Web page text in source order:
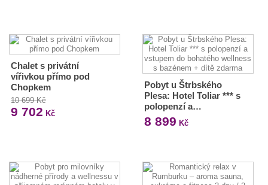
Chalet s privátní
vířivkou přímo pod
Chopkem
10 699 Kč
9 702 Kč
Pobyt u Štrbského
Plesa: Hotel Toliar *** s
polopenzí a…
8 899 Kč